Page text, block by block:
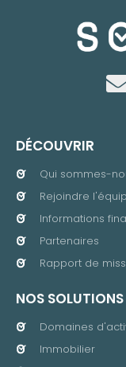
DÉCOUVRIR
Qui sommes-
Rejoindre
Informations
Partenaires
Rapport de
NOS SOLUTIONS
Domaines
Immobilier